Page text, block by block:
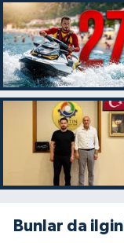
Bunlar da